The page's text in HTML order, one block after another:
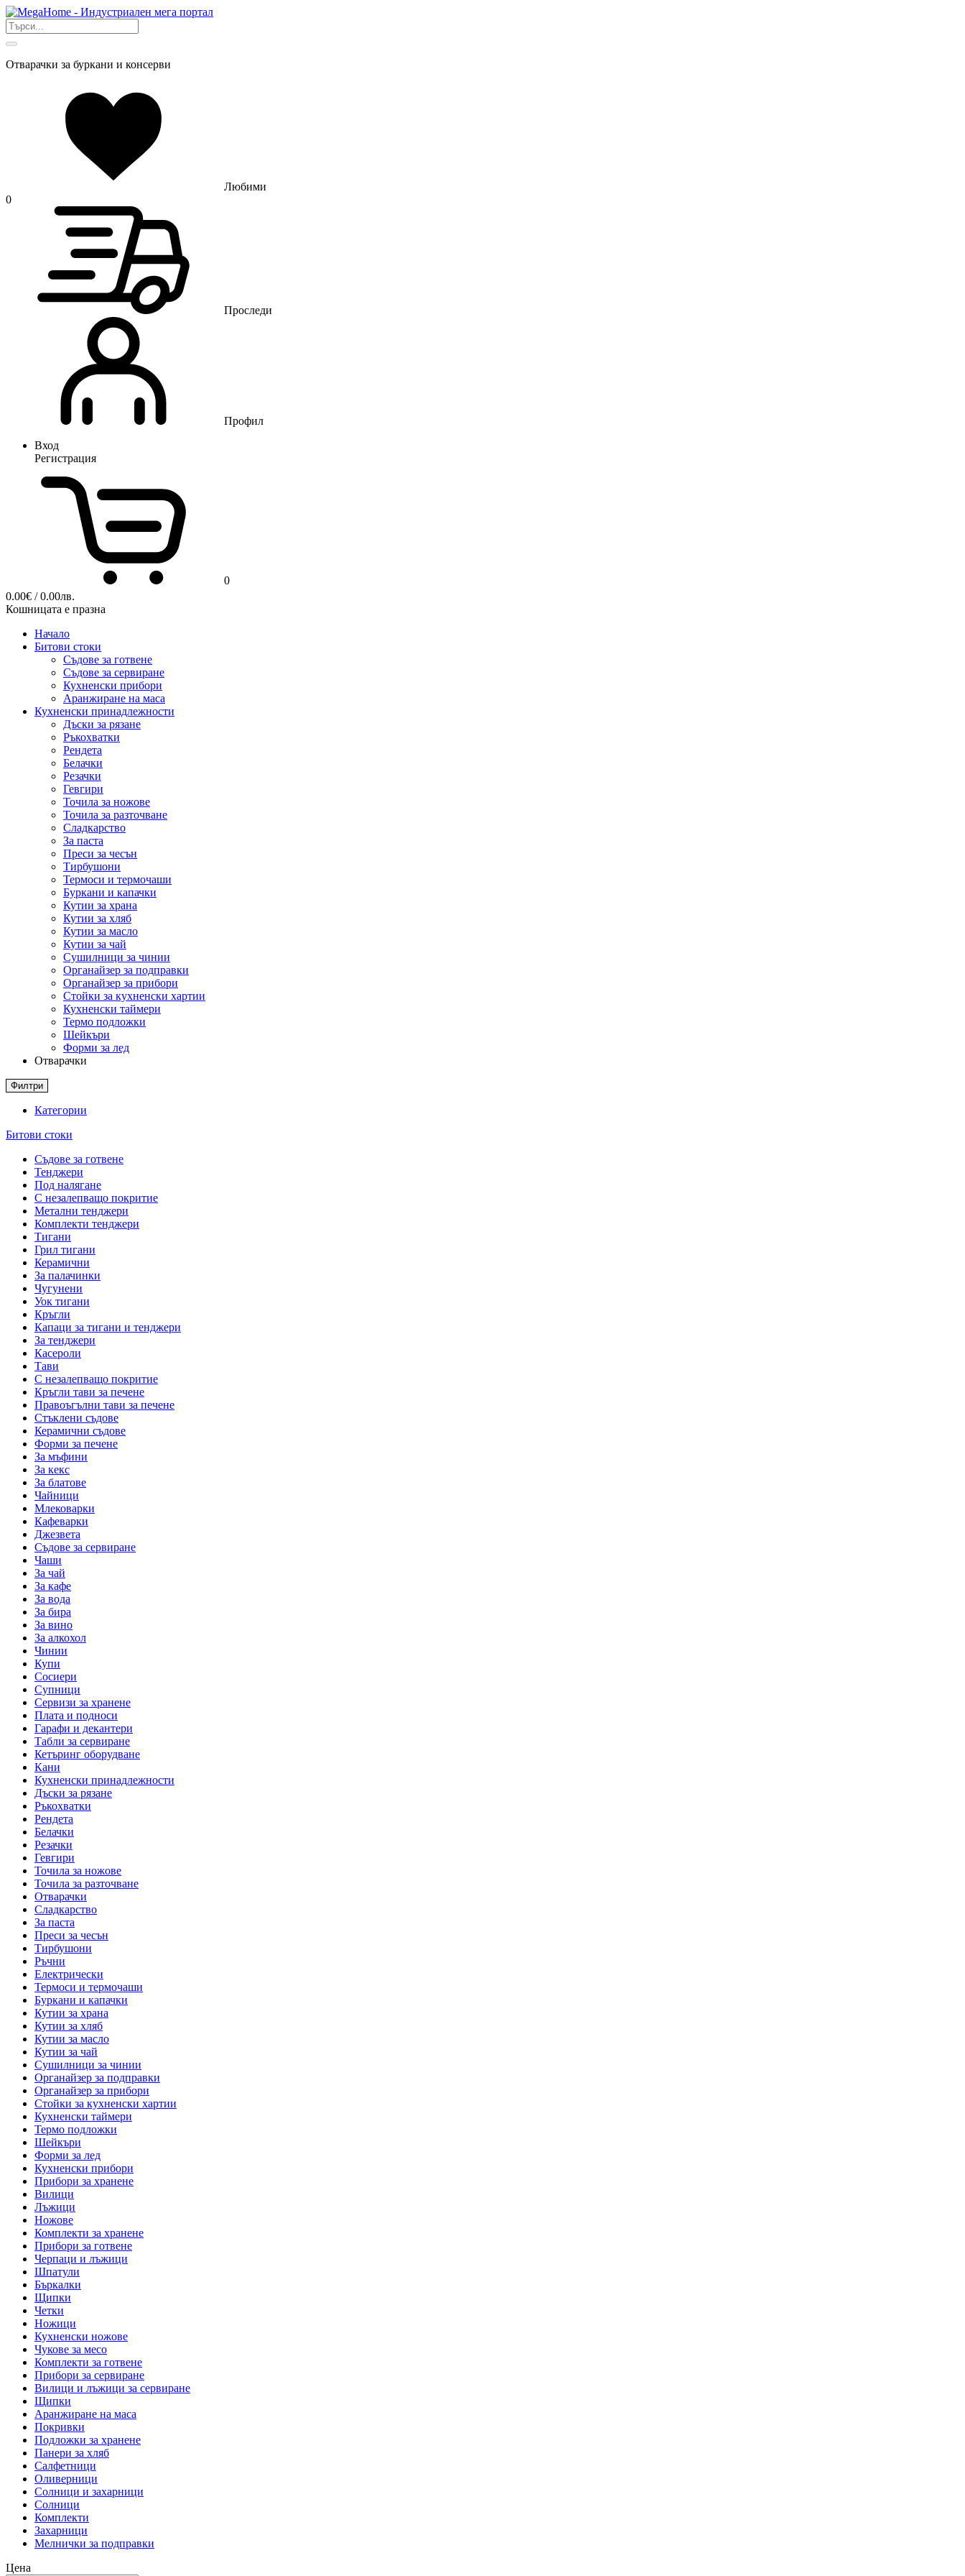
Отварачки за буркани и консерви
Любими
0
Проследи
Профил
Вход
Регистрация
0
0.00€ / 0.00лв.
Кошницата е празна
Начало
Битови стоки
Съдове за готвене
Съдове за сервиране
Кухненски прибори
Аранжиране на маса
Кухненски принадлежности
Дъски за рязане
Ръкохватки
Рендета
Белачки
Резачки
Гевгири
Точила за ножове
Точила за разточване
Сладкарство
За паста
Преси за чесън
Тирбушони
Термоси и термочаши
Буркани и капачки
Кутии за храна
Кутии за хляб
Кутии за масло
Кутии за чай
Сушилници за чинии
Органайзер за подправки
Органайзер за прибори
Стойки за кухненски хартии
Кухненски таймери
Термо подложки
Шейкъри
Форми за лед
Отварачки
Филтри
Категории
Битови стоки
Съдове за готвене
Тенджери
Под налягане
С незалепващо покритие
Метални тенджери
Комплекти тенджери
Тигани
Грил тигани
Керамични
За палачинки
Чугунени
Уок тигани
Кръгли
Капаци за тигани и тенджери
За тенджери
Касероли
Тави
С незалепващо покритие
Кръгли тави за печене
Правоъгълни тави за печене
Стъклени съдове
Керамични съдове
Форми за печене
За мъфини
За кекс
За блатове
Чайници
Млековарки
Кафеварки
Джезвета
Съдове за сервиране
Чаши
За чай
За кафе
За вода
За бира
За вино
За алкохол
Чинии
Купи
Сосиери
Супници
Сервизи за хранене
Плата и подноси
Гарафи и декантери
Табли за сервиране
Кетъринг оборудване
Кани
Кухненски принадлежности
Дъски за рязане
Ръкохватки
Рендета
Белачки
Резачки
Гевгири
Точила за ножове
Точила за разточване
Отварачки
Сладкарство
За паста
Преси за чесън
Тирбушони
Ръчни
Електрически
Термоси и термочаши
Буркани и капачки
Кутии за храна
Кутии за хляб
Кутии за масло
Кутии за чай
Сушилници за чинии
Органайзер за подправки
Органайзер за прибори
Стойки за кухненски хартии
Кухненски таймери
Термо подложки
Шейкъри
Форми за лед
Кухненски прибори
Прибори за хранене
Вилици
Лъжици
Ножове
Комплекти за хранене
Прибори за готвене
Черпаци и лъжици
Шпатули
Бъркалки
Щипки
Четки
Ножици
Кухненски ножове
Чукове за месо
Комплекти за готвене
Прибори за сервиране
Вилици и лъжици за сервиране
Щипки
Аранжиране на маса
Покривки
Подложки за хранене
Панери за хляб
Салфетници
Оливерници
Солници и захарници
Солници
Комплекти
Захарници
Мелнички за подправки
Цена